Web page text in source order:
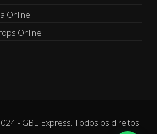
Online
Online
- GBL Express. Todos os direitos